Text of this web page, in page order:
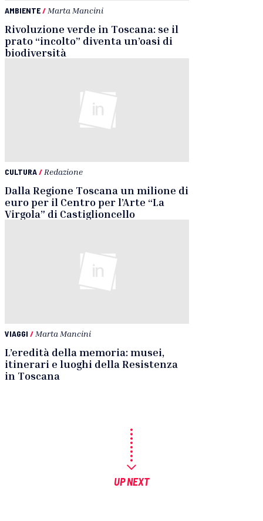
AMBIENTE/ Marta Mancini
Rivoluzione verde in Toscana: se il
prato “incolto” diventa un’oasi di
biodiversità
CULTURA/ Redazione
Dalla Regione Toscana un milione di
euro per il Centro per l’Arte “La
Virgola” di Castiglioncello
VIAGGI / Marta Mancini
L’eredità della memoria: musei,
itinerari e luoghi della Resistenza
in Toscana
UP NEXT